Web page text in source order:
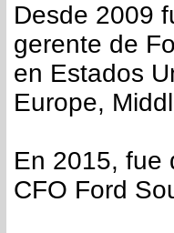
Desde 2009
gerente de
en Estados
Europe,
En 2015, fue
CFO Ford